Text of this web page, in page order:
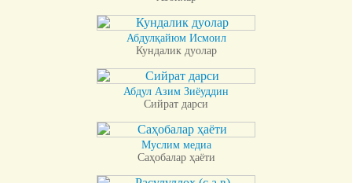
Абдулқайюм Исмоил
Кундалик дуолар
Абдул Азим Зиёуддин
Сийрат дарси
Муслим медиа
Саҳобалар ҳаёти